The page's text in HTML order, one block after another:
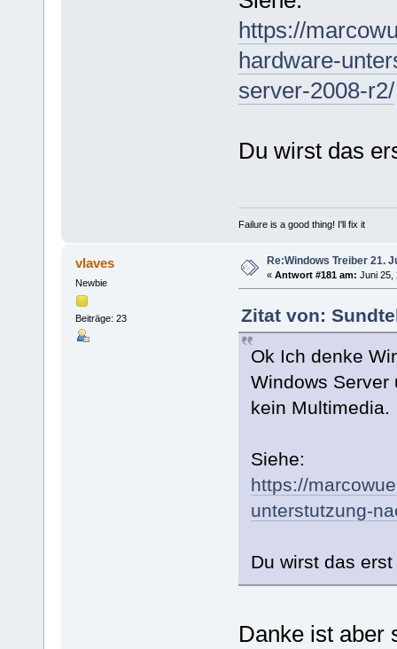
https://
hardware-
server-2008-r2/
Du wirst das
Failure is a good thing! I'll fix it
vlaves
Newbie
Beiträge: 23
Re:Windows Treiber 21.
« Antwort #181 am: Juni 25,
Zitat von:
Ok Ich denke
Windows Server
kein Multimedia.
Siehe:
https://
unterstutzung-
Du wirst das
Danke ist aber